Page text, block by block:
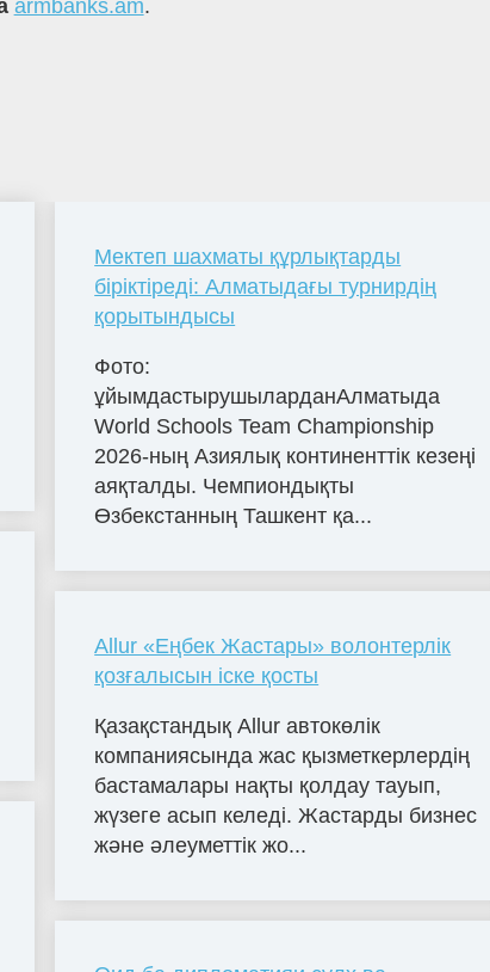
armbanks.am.
Мектеп шахматы құрлықтарды
біріктіреді: Алматыдағы турнирдің
қорытындысы
Фото:
ұйымдастырушыларданАлматыда
World Schools Team Championship
2026-ның Азиялық континенттік кезеңі
аяқталды. Чемпиондықты
Өзбекстанның Ташкент қа...
Allur «Еңбек Жастары» волонтерлік
қозғалысын іске қосты
Қазақстандық Allur автокөлік
компаниясында жас қызметкерлердің
бастамалары нақты қолдау тауып,
жүзеге асып келеді. Жастарды бизнес
және әлеуметтік жо...